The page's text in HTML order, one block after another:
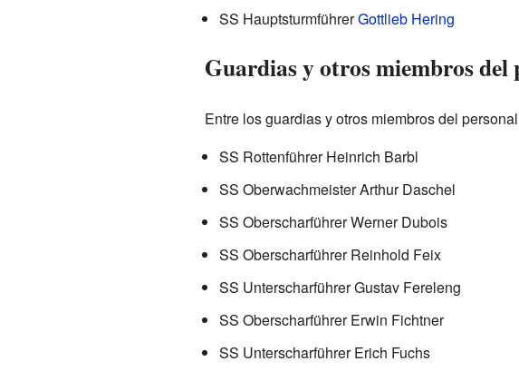
SS HauptsturmführerGottlieb Hering
Guardias y otros miembros del
Entre los guardias y otros miembros del
SS Rottenführer Heinrich Barbl
SS Oberwachmeister Arthur Daschel
SS Oberscharführer Werner Dubois
SS Oberscharführer Reinhold Feix
SS Unterscharführer Gustav Fereleng
SS Oberscharführer Erwin Fichtner
SS Unterscharführer Erich Fuchs